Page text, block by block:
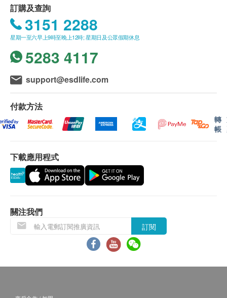
是的，您可以透過不同方法和保健品攝取營養，補充身
體需要的維他命和礦物質等重要元素，令身體保持最佳
狀態。但您知道嗎？想獲得最佳的吸收效果，天然輔助
因子是不可或缺的要素。有了它，您的身體系統才能夠
到天然輔助因子。
很多人工合成營養補充品，看似集齊了您所需要的配
方，當中欠缺了幫助營養吸收的天然輔助因子，服食後
身體系統不能自然吸收養分，令人工合成補充品的效用
相反，LIFE Nutrition創製的營養產品，全部源於天然食
品，包括蘊含豐富輔助因子的魚油、鮮果、莓果、蔬菜
與香料。不但容易被身體吸收和利用，亦不會對腸胃造
有什麼奧妙？皆因LIFE Nutrition的營養產品和日常食物
一樣都是源於大自然！
為保存源自天然的最佳營養，我們的產品均：
。不含人工添加劑
遲。
4. 所有訂單須視乎相關貨品的供應情況再作最後確認。
倘若健康網購health.ESDlife未能提供任何訂單上的貨
品，健康網購health.ESDlife有權拒絕接受該訂單，並
且會於送貨前透過電話或電郵通知顧客再作安排。
保證
1. 貨品質量保證，於顧客收到產品當日起計，食用期應
最少有6個月或以上。
換貨條款
1. 當顧客收取已訂購之貨品時，有責任檢查貨品是否有
損毀情況，一經確認，恕不接受退換。
2. 退換產品必須包裝完整，如退換之產品有任何殘缺或
3. 如有其他損壞或遺漏查詢，顧客必須保留有效收據正
本，並於送貨後3個工作天內按下列方式聯絡健康網購
health.ESDlife客戶服務部跟進。電郵:
support@esdlife.com / 健康網購health.ESDlife客服熱
訂購及查詢
3151 2288
星期一至六早上9時至晚上12時; 星期日及公眾假期休息
5283 4117
support@esdlife.com
付款方法
轉
帳
下載應用程式
關注我們
訂閱